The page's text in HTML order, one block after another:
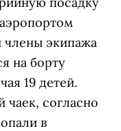
экипажа
на борту
19 детей.
чаек, согласно
в